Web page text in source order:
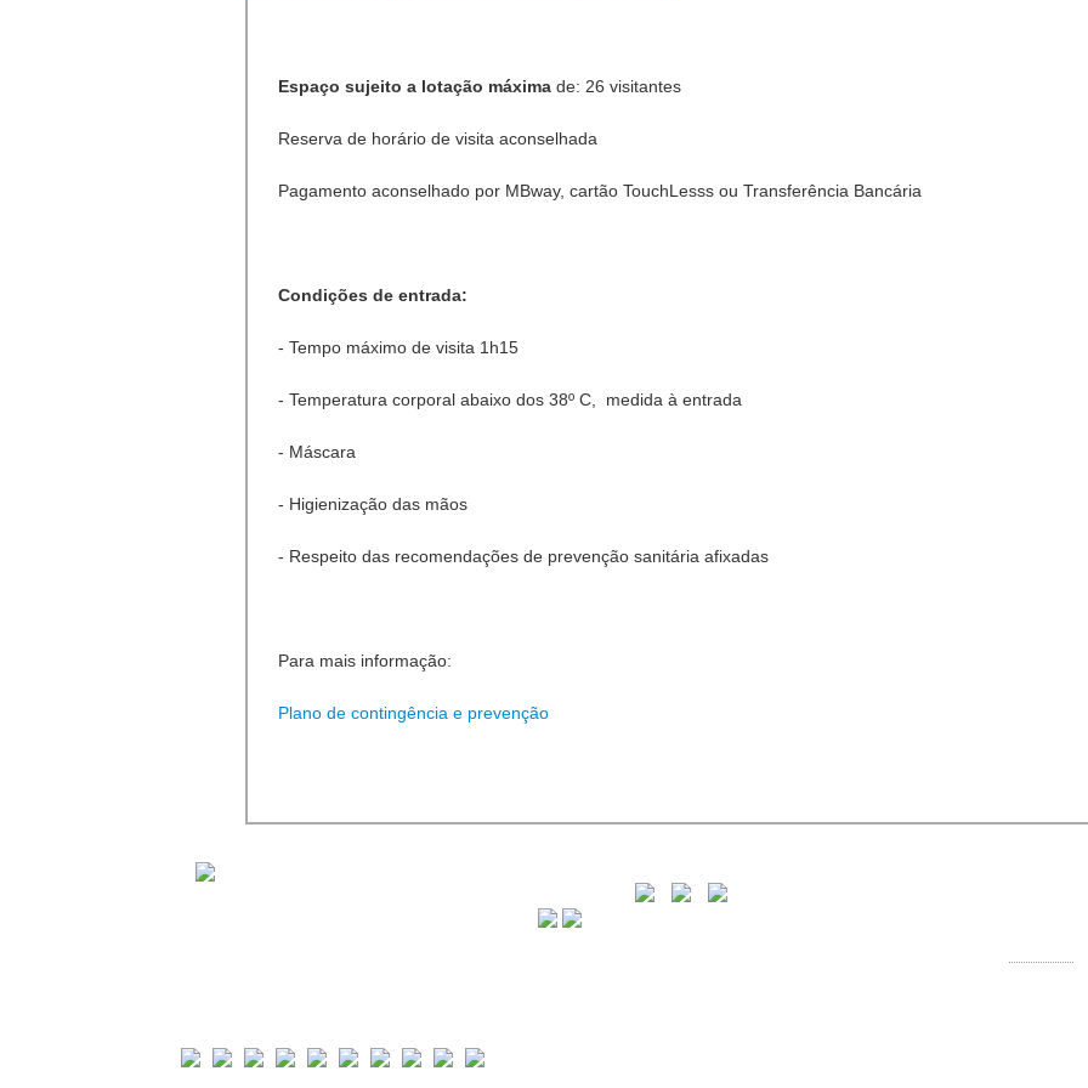
Espaço sujeito a lotação máxima de: 26 visitantes
Reserva de horário de visita aconselhada
Pagamento aconselhado por MBway, cartão TouchLesss ou Transferência Bancária
Condições de entrada:
- Tempo máximo de visita 1h15
- Temperatura corporal abaixo dos 38º C, medida à entrada
- Máscara
- Higienização das mãos
- Respeito das recomendações de prevenção sanitária afixadas
Para mais informação:
Plano de contingência e prevenção